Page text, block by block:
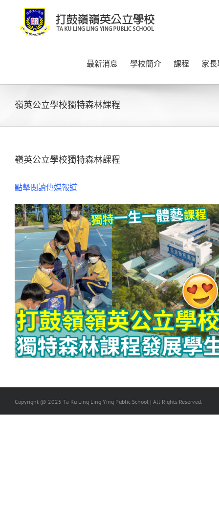
content
最新消息 學校簡介 課程 家
嶺英公立學校獨特森林課程
嶺英公立學校獨特森林課程
點擊閱讀傳媒報道
Copyright @ 2025 Ta Ku Ling Ling Ying Public School | All Rights Reserved.